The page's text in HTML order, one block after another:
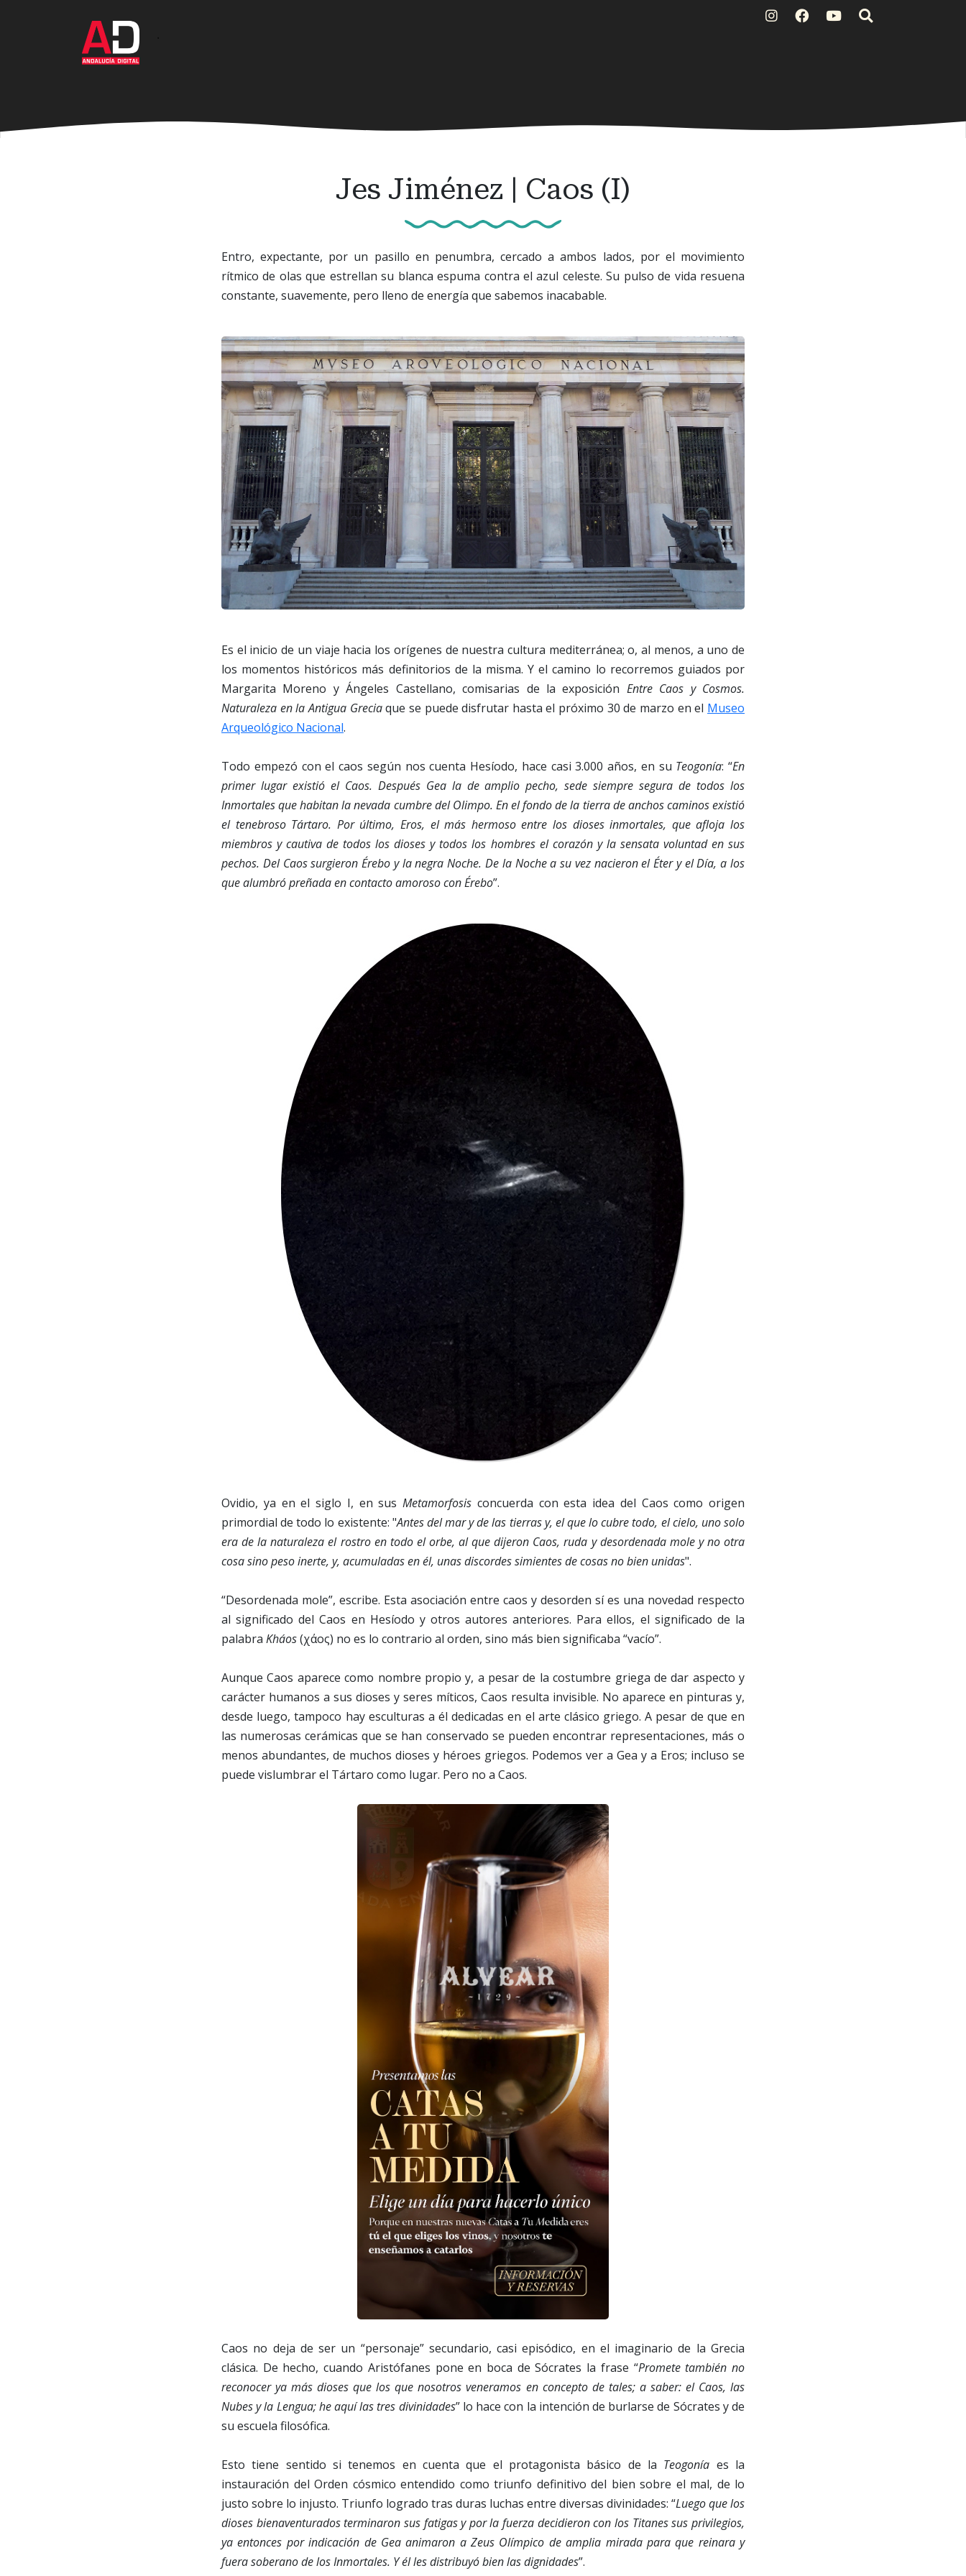
Jes Jiménez | Caos (I)
Entro, expectante, por un pasillo en penumbra, cercado a ambos lados, por el movimiento
rítmico de olas que estrellan su blanca espuma contra el azul celeste. Su pulso de vida resuena
constante, suavemente, pero lleno de energía que sabemos inacabable.
Es el inicio de un viaje hacia los orígenes de nuestra cultura mediterránea; o, al menos, a uno de
los momentos históricos más definitorios de la misma. Y el camino lo recorremos guiados por
Margarita Moreno y Ángeles Castellano, comisarias de la exposición Entre Caos y Cosmos.
Naturaleza en la Antigua Greciaque se puede disfrutar hasta el próximo 30 de marzo en el Museo
Arqueológico Nacional.
Todo empezó con el caos según nos cuenta Hesíodo, hace casi 3.000 años, en su Teogonía: “En
primer lugar existió el Caos. Después Gea la de amplio pecho, sede siempre segura de todos los
Inmortales que habitan la nevada cumbre del Olimpo. En el fondo de la tierra de anchos caminos existió
el tenebroso Tártaro. Por último, Eros, el más hermoso entre los dioses inmortales, que afloja los
miembros y cautiva de todos los dioses y todos los hombres el corazón y la sensata voluntad en sus
pechos. Del Caos surgieron Érebo y la negra Noche. De la Noche a su vez nacieron el Éter y el Día, a los
que alumbró preñada en contacto amoroso con Érebo”.
Ovidio, ya en el siglo I, en sus Metamorfosis concuerda con esta idea del Caos como origen
primordial de todo lo existente: "Antes del mar y de las tierras y, el que lo cubre todo, el cielo, uno solo
era de la naturaleza el rostro en todo el orbe, al que dijeron Caos, ruda y desordenada mole y no otra
cosa sino peso inerte, y, acumuladas en él, unas discordes simientes de cosas no bien unidas".
“Desordenada mole”, escribe. Esta asociación entre caos y desorden sí es una novedad respecto
al significado del Caos en Hesíodo y otros autores anteriores. Para ellos, el significado de la
palabra Kháos(χάος) no es lo contrario al orden, sino más bien significaba “vacío”.
Aunque Caos aparece como nombre propio y, a pesar de la costumbre griega de dar aspecto y
carácter humanos a sus dioses y seres míticos, Caos resulta invisible. No aparece en pinturas y,
desde luego, tampoco hay esculturas a él dedicadas en el arte clásico griego. A pesar de que en
las numerosas cerámicas que se han conservado se pueden encontrar representaciones, más o
menos abundantes, de muchos dioses y héroes griegos. Podemos ver a Gea y a Eros; incluso se
puede vislumbrar el Tártaro como lugar. Pero no a Caos.
Caos no deja de ser un “personaje” secundario, casi episódico, en el imaginario de la Grecia
clásica. De hecho, cuando Aristófanes pone en boca de Sócrates la frase “Promete también no
reconocer ya más dioses que los que nosotros veneramos en concepto de tales; a saber: el Caos, las
Nubes y la Lengua; he aquí las tres divinidades” lo hace con la intención de burlarse de Sócrates y de
su escuela filosófica.
Esto tiene sentido si tenemos en cuenta que el protagonista básico de la Teogonía es la
instauración del Orden cósmico entendido como triunfo definitivo del bien sobre el mal, de lo
justo sobre lo injusto. Triunfo logrado tras duras luchas entre diversas divinidades: “Luego que los
dioses bienaventurados terminaron sus fatigas y por la fuerza decidieron con los Titanes sus privilegios,
ya entonces por indicación de Gea animaron a Zeus Olímpico de amplia mirada para que reinara y
fuera soberano de los Inmortales. Y él les distribuyó bien las dignidades”.